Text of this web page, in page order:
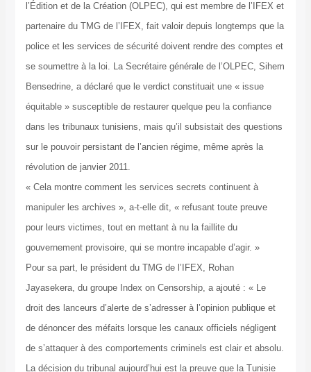
l’Édition et de la Création (OLPEC), qui est membre de l’IFEX et
partenaire du TMG de l’IFEX, fait valoir depuis longtemps que la
police et les services de sécurité doivent rendre des comptes et
se soumettre à la loi. La Secrétaire générale de l’OLPEC, Sihem
Bensedrine, a déclaré que le verdict constituait une « issue
équitable » susceptible de restaurer quelque peu la confiance
dans les tribunaux tunisiens, mais qu’il subsistait des questions
sur le pouvoir persistant de l’ancien régime, même après la
révolution de janvier 2011.
« Cela montre comment les services secrets continuent à
manipuler les archives », a-t-elle dit, « refusant toute preuve
pour leurs victimes, tout en mettant à nu la faillite du
gouvernement provisoire, qui se montre incapable d’agir. »
Pour sa part, le président du TMG de l’IFEX, Rohan
Jayasekera, du groupe Index on Censorship, a ajouté : « Le
droit des lanceurs d’alerte de s’adresser à l’opinion publique et
de dénoncer des méfaits lorsque les canaux officiels négligent
de s’attaquer à des comportements criminels est clair et absolu.
La décision du tribunal aujourd’hui est la preuve que la Tunisie